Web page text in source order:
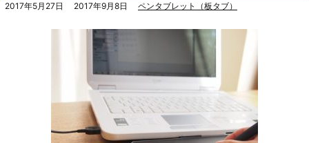
2017年5月27日 2017年9月8日 ペンタブレット（板タブ）